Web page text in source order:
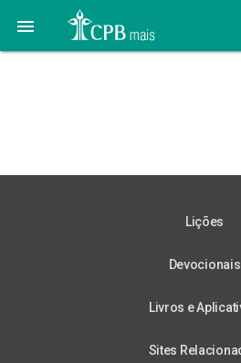

Lições
Devocionais
Livros e
Sites